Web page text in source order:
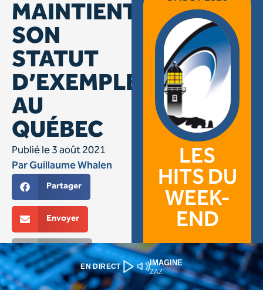
EN DIRECT IMAGINE
ZAZ